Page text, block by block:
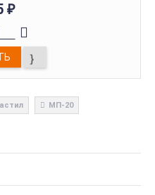
₽
МП-20